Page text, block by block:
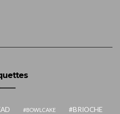
BOWLCAKE BRIOCHE